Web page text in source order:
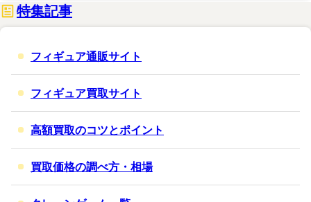
特集記事
フィギュア通販サイト
フィギュア買取サイト
高額買取のコツとポイント
買取価格の調べ方・相場